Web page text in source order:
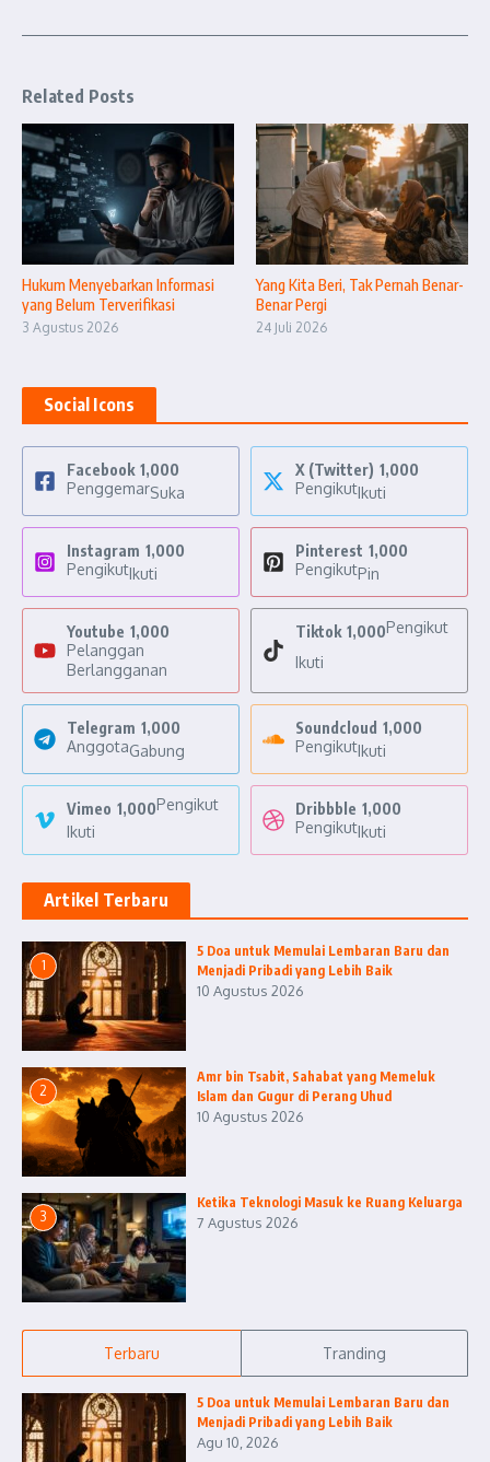
Related Posts
Hukum Menyebarkan Informasi
yang Belum Terverifikasi
3 Agustus 2026
Yang Kita Beri, Tak Pernah Benar-
Benar Pergi
24 Juli 2026
Social Icons
Facebook 1,000
PenggemarSuka
X (Twitter) 1,000
PengikutIkuti
Instagram 1,000
PengikutIkuti
Pinterest 1,000
PengikutPin
Youtube 1,000
Pelanggan
Berlangganan
Tiktok 1,000Pengikut
Ikuti
Telegram 1,000
AnggotaGabung
Soundcloud 1,000
PengikutIkuti
Vimeo 1,000Pengikut
Ikuti
Dribbble 1,000
PengikutIkuti
Artikel Terbaru
1
5 Doa untuk Memulai Lembaran Baru dan
Menjadi Pribadi yang Lebih Baik
10 Agustus 2026
2
Amr bin Tsabit, Sahabat yang Memeluk
Islam dan Gugur di Perang Uhud
10 Agustus 2026
3
Ketika Teknologi Masuk ke Ruang Keluarga
7 Agustus 2026
Terbaru Tranding
5 Doa untuk Memulai Lembaran Baru dan
Menjadi Pribadi yang Lebih Baik
Agu 10, 2026